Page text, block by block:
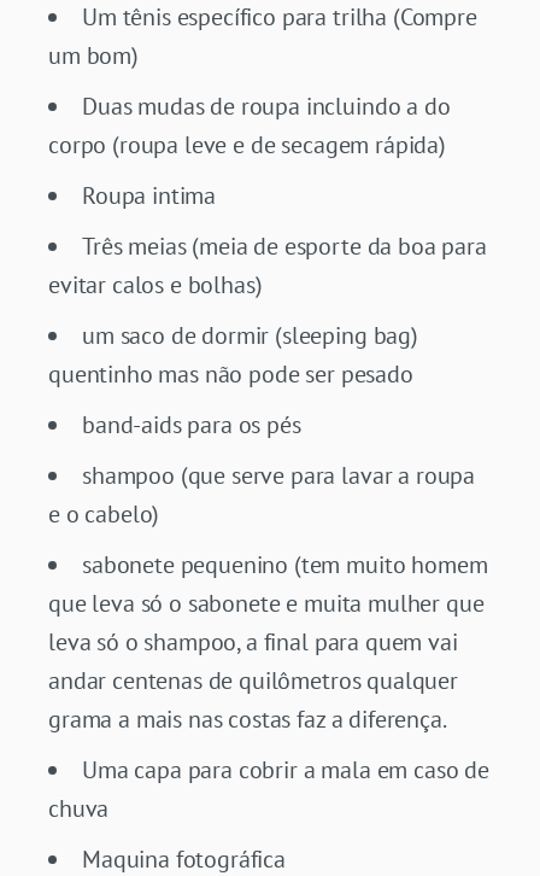
Um tênis específico para trilha (Compre
um bom)
Duas mudas de roupa incluindo a do
corpo (roupa leve e de secagem rápida)
Roupa intima
Três meias (meia de esporte da boa para
evitar calos e bolhas)
um saco de dormir (sleeping bag)
quentinho mas não pode ser pesado
band-aids para os pés
shampoo (que serve para lavar a roupa
e o cabelo)
sabonete pequenino (tem muito homem
que leva só o sabonete e muita mulher que
leva só o shampoo, a final para quem vai
andar centenas de quilômetros qualquer
grama a mais nas costas faz a diferença.
Uma capa para cobrir a mala em caso de
chuva
Maquina fotográfica